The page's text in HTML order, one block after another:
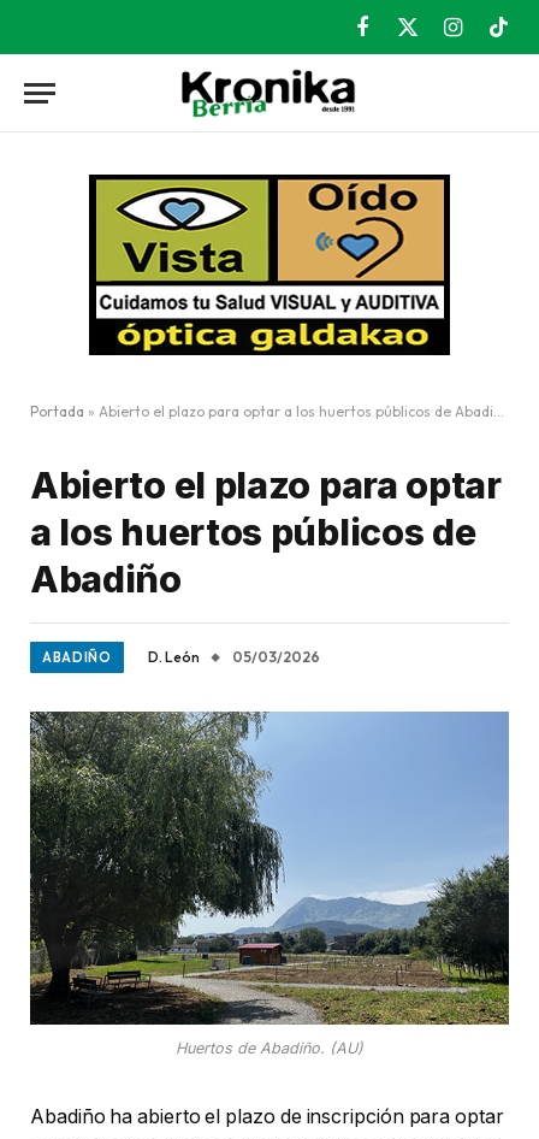
Facebook
X
Instagram
Portada » Abierto el plazo para optar a los huertos públicos de Abadiño
Abierto el plazo para optar
a los huertos públicos de
Abadiño
ABADIÑO D. León 05/03/2026
Huertos de Abadiño. (AU)
Abadiño ha abierto el plazo de inscripción para optar